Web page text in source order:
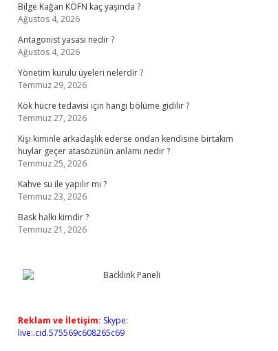
Bilge Kağan KÖFN kaç yaşında ?
Ağustos 4, 2026
Antagonist yasası nedir ?
Ağustos 4, 2026
Yönetim kurulu üyeleri nelerdir ?
Temmuz 29, 2026
Kök hücre tedavisi için hangi bölüme gidilir ?
Temmuz 27, 2026
Kişi kiminle arkadaşlık ederse ondan kendisine birtakım
huylar geçer atasözünün anlamı nedir ?
Temmuz 25, 2026
Kahve su ile yapılır mı ?
Temmuz 23, 2026
Bask halkı kimdir ?
Temmuz 21, 2026
Reklam ve İletişim: Skype:
live:.cid.575569c608265c69